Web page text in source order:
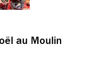
au Moulin